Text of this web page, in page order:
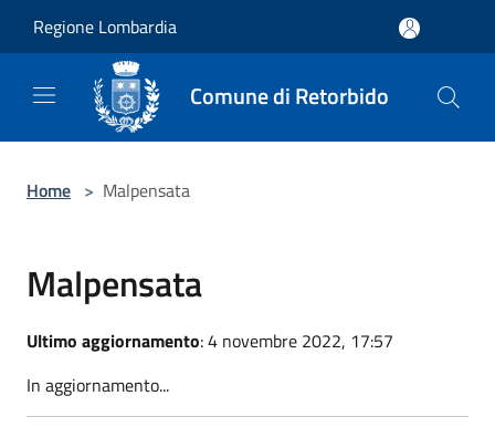
Regione Lombardia
Comune di Retorbido
Home > Malpensata
Malpensata
Ultimo aggiornamento: 4 novembre 2022, 17:57
In aggiornamento...